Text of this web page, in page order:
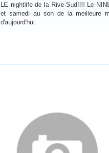
LE nightlife de la Rive-Sud!!!! Le
et samedi au son de la meilleure
d'aujourd'hui.